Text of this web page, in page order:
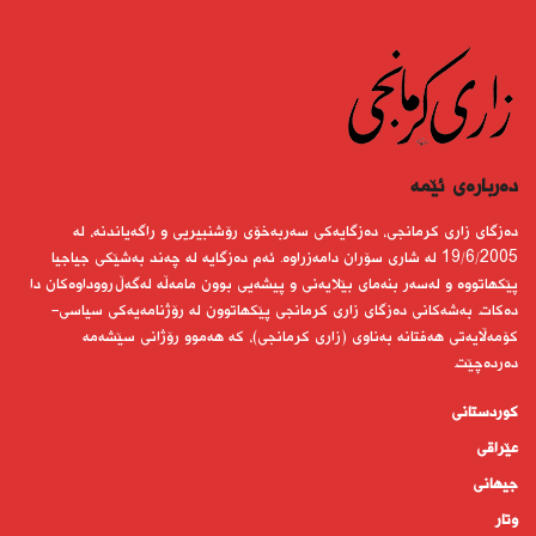
دەربارەى ئێمە
دەزگای زاری كرمانجی، دەزگایەكی سەربەخۆی رۆشنبیریی و راگەیاندنە، لە
19/6/2005 لە شاری سۆران دامەزراوە. ئەم دەزگایە لە چەند بەشێكی جیاجیا
پێكهاتووە و لەسەر بنەمای بێلایەنی و پیشەیی بوون مامەڵە لەگەڵ رووداوەكان دا
دەكات. بەشەكانی دەزگای زاری كرمانجی پێكهاتوون لە رۆژنامەیەكی سیاسی-
كۆمەڵایەتی هەفتانە بەناوی (زاری كرمانجی)، كە هەموو رۆژانی سێشەمە
دەردەچێت.
کوردستانى
عێراقی
جیهانى
وتار